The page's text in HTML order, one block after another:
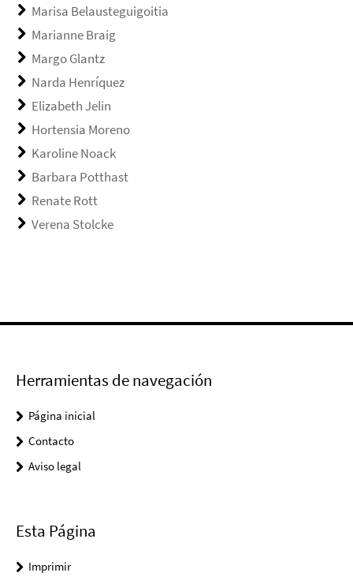
Marisa Belausteguigoitia
Marianne Braig
Margo Glantz
Narda Henríquez
Elizabeth Jelin
Hortensia Moreno
Karoline Noack
Barbara Potthast
Renate Rott
Verena Stolcke
Herramientas de navegación
Página inicial
Contacto
Aviso legal
Esta Página
Imprimir